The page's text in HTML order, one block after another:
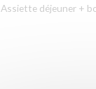
Assiette déjeuner +